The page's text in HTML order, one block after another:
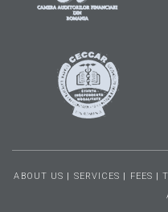
ABOUT US | SERVICES | FEES |